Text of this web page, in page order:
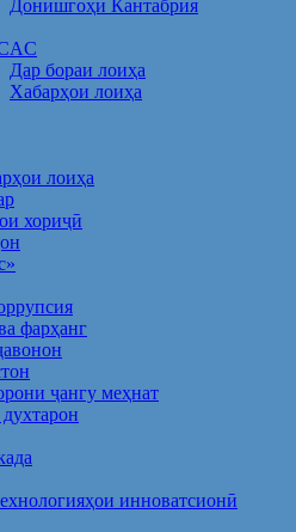
Донишгоҳи Кантабрия
Дар бораи лоиҳа
Хабарҳои лоиҳа
лоиҳа
хориҷӣ
фарҳанг
ҷангу меҳнат
инноватсионӣ